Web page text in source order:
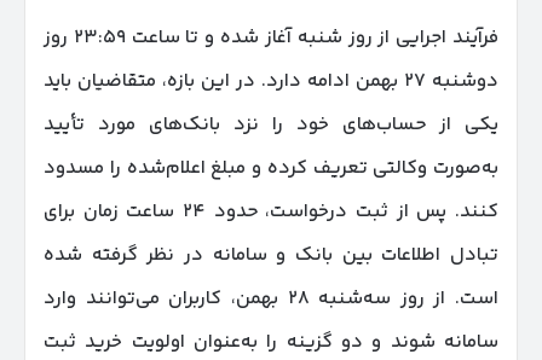
فرآیند اجرایی از روز شنبه آغاز شده و تا ساعت ۲۳:۵۹ روز
دوشنبه ۲۷ بهمن ادامه دارد. در این بازه، متقاضیان باید
یکی از حساب‌های خود را نزد بانک‌های مورد تأیید
به‌صورت وکالتی تعریف کرده و مبلغ اعلام‌شده را مسدود
کنند. پس از ثبت درخواست، حدود ۲۴ ساعت زمان برای
تبادل اطلاعات بین بانک و سامانه در نظر گرفته شده
است. از روز سه‌شنبه ۲۸ بهمن، کاربران می‌توانند وارد
سامانه شوند و دو گزینه را به‌عنوان اولویت خرید ثبت